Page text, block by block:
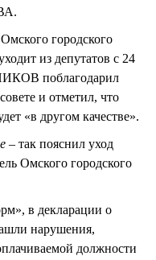
городского
из депутатов с 24
поблагодарил
и отметил, что
«в другом качестве».
– так пояснил уход
Омского городского
в декларации о
нарушения,
должности